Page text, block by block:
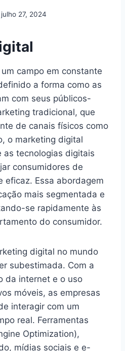
julho 27, 2024
campo em constante
a forma como as
com seus públicos-
tradicional, que
de canais físicos como
o marketing digital
as tecnologias digitais
consumidores de
eficaz. Essa abordagem
mais segmentada e
se rapidamente às
do consumidor.
digital no mundo
subestimada. Com a
da internet e o uso
móveis, as empresas
interagir com um
real. Ferramentas
Optimization),
mídias sociais e e-